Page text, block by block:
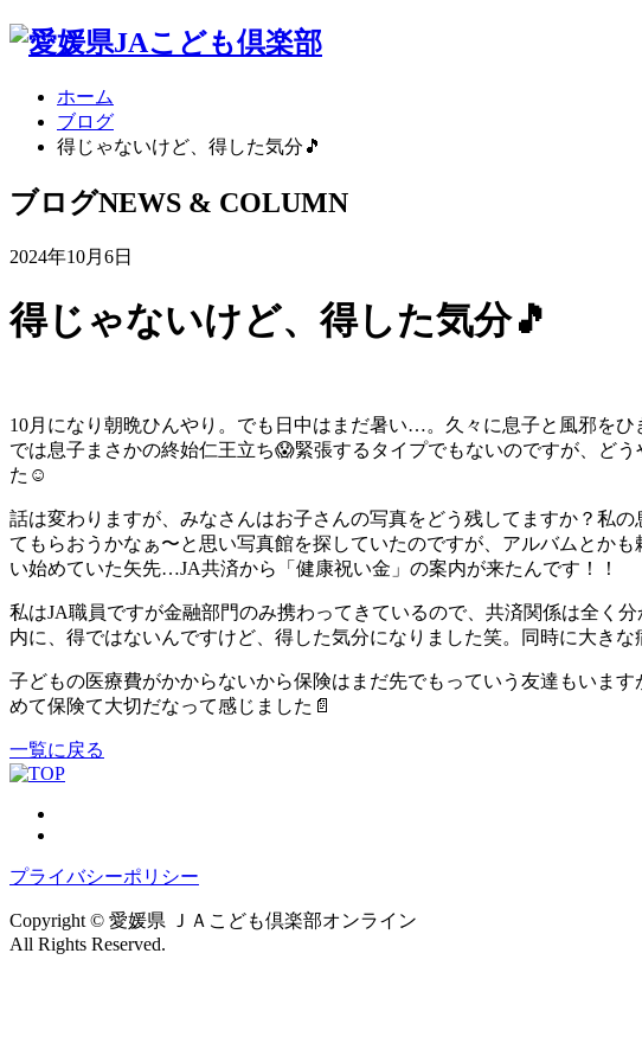
ホーム
ブログ
得じゃないけど、得した気分🎵
ブログNEWS & COLUMN
2024年10月6日
得じゃないけど、得した気分🎵
10月になり朝晩ひんやり。でも日中はまだ暑い…。久々に息子と風邪を
では息子まさかの終始仁王立ち😱緊張するタイプでもないのですが、ど
た☺️
話は変わりますが、みなさんはお子さんの写真をどう残してますか？私
てもらおうかなぁ〜と思い写真館を探していたのですが、アルバムとか
い始めていた矢先…JA共済から「健康祝い金」の案内が来たんです！！
私はJA職員ですが金融部門のみ携わってきているので、共済関係は全く
内に、得ではないんですけど、得した気分になりました笑。同時に大き
子どもの医療費がかからないから保険はまだ先でもっていう友達もいま
めて保険て大切だなって感じました📄
一覧に戻る
プライバシーポリシー
Copyright © 愛媛県 ＪＡこども倶楽部オンライン
All Rights Reserved.